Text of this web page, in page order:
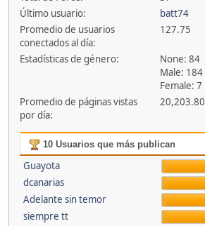
Último usuario:
batt74
Promedio de usuarios
conectados al día:
127.75
Estadísticas de género:
None: 84
Male: 184
Female: 7
Promedio de páginas vistas
por día:
20,203.80
10 Usuarios que más publican
Guayota
dcanarias
Adelante sin temor
siempre tt